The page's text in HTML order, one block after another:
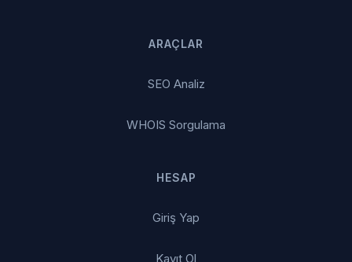
ARAÇLAR
SEO Analiz
WHOIS Sorgulama
HESAP
Giriş Yap
Kayıt Ol